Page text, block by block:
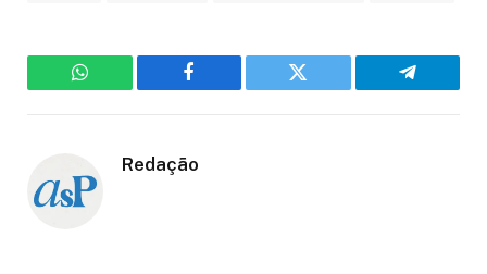
WhatsApp Facebook Twitter Telegram
Redação